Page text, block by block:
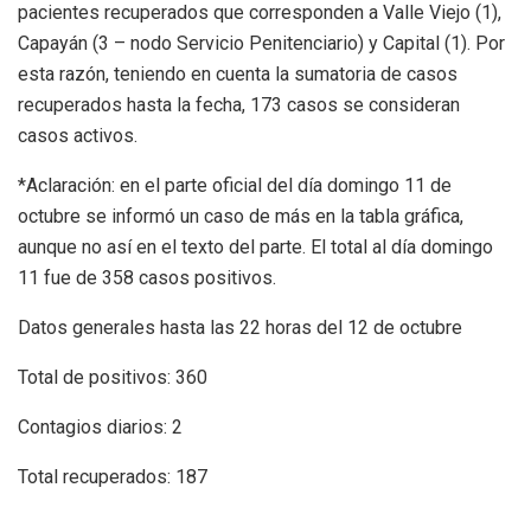
pacientes recuperados que corresponden a Valle Viejo (1),
Capayán (3 – nodo Servicio Penitenciario) y Capital (1). Por
esta razón, teniendo en cuenta la sumatoria de casos
recuperados hasta la fecha, 173 casos se consideran
casos activos.
*Aclaración: en el parte oficial del día domingo 11 de
octubre se informó un caso de más en la tabla gráfica,
aunque no así en el texto del parte. El total al día domingo
11 fue de 358 casos positivos.
Datos generales hasta las 22 horas del 12 de octubre
Total de positivos: 360
Contagios diarios: 2
Total recuperados: 187